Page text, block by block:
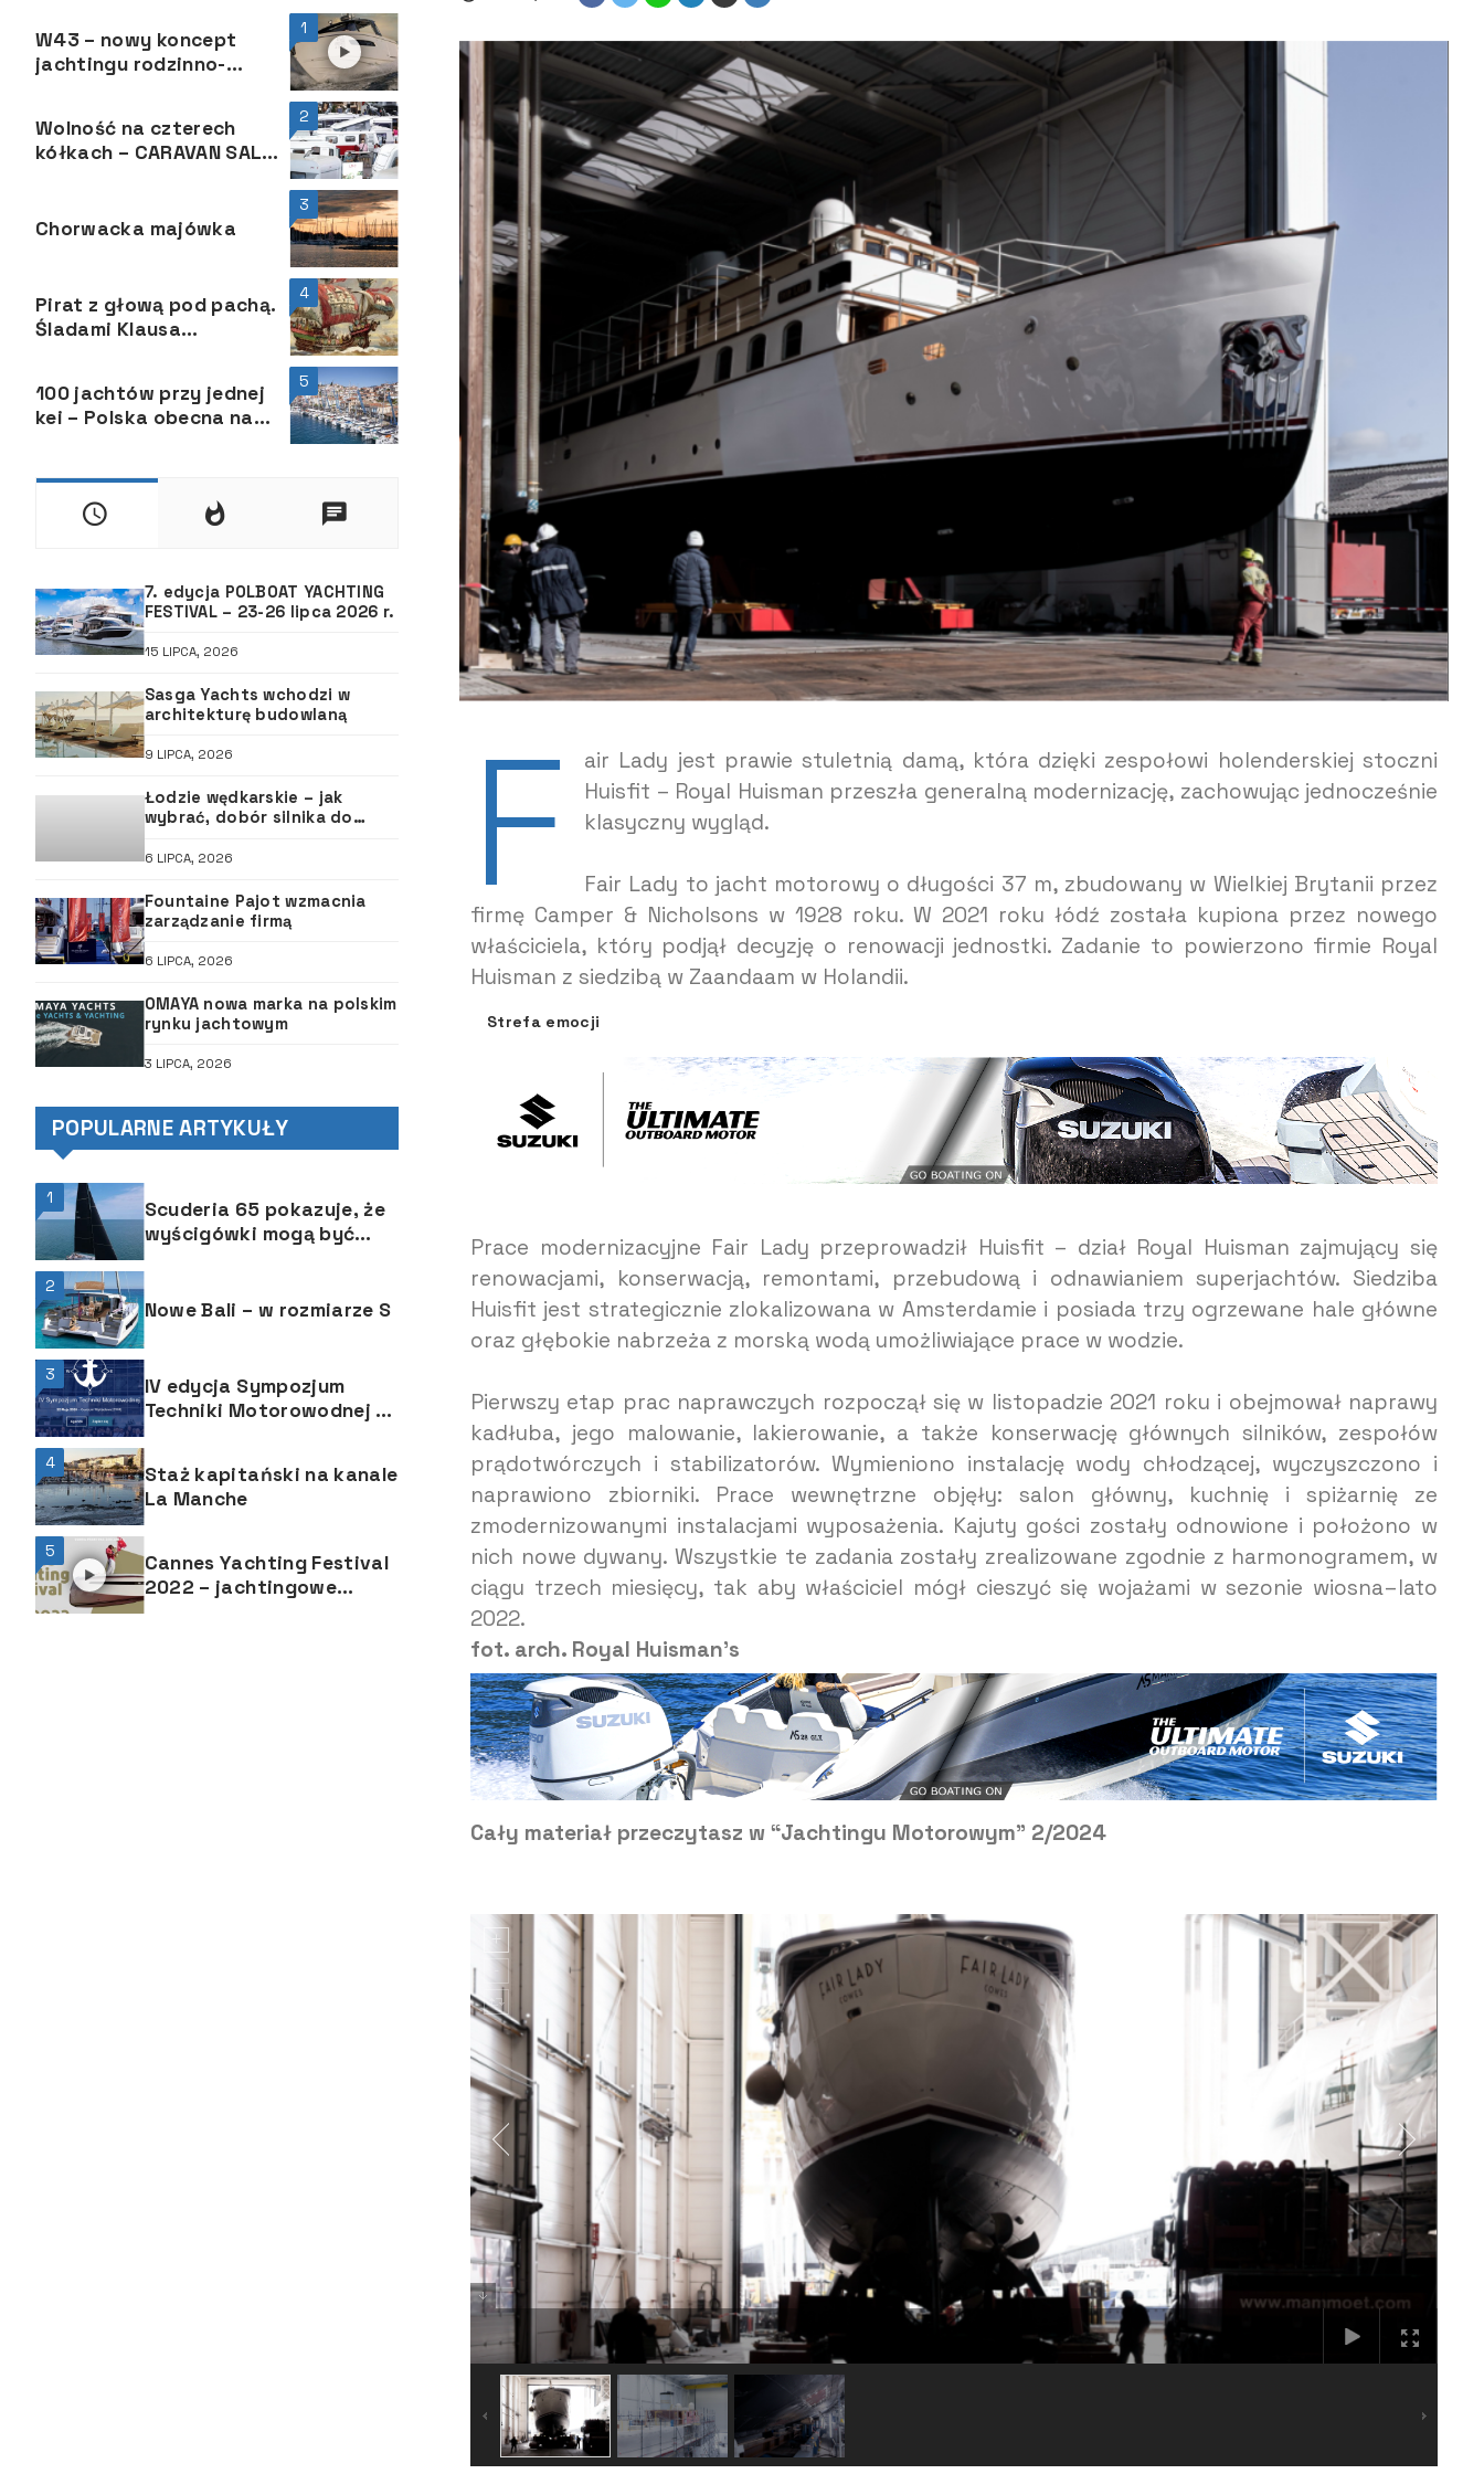
F
air Lady jest prawie stuletnią damą, która dzięki zespołowi holenderskiej stoczni
Huisfit – Royal Huisman przeszła generalną modernizację, zachowując jednocześnie
klasyczny wygląd.
Fair Lady to jacht motorowy o długości 37 m, zbudowany w Wielkiej Brytanii przez
firmę Camper & Nicholsons w 1928 roku. W 2021 roku łódź została kupiona przez nowego
właściciela, który podjął decyzję o renowacji jednostki. Zadanie to powierzono firmie Royal
Huisman z siedzibą w Zaandaam w Holandii.
Strefa emocji
Prace modernizacyjne Fair Lady przeprowadził Huisfit – dział Royal Huisman zajmujący się
renowacjami, konserwacją, remontami, przebudową i odnawianiem superjachtów. Siedziba
Huisfit jest strategicznie zlokalizowana w Amsterdamie i posiada trzy ogrzewane hale główne
oraz głębokie nabrzeża z morską wodą umożliwiające prace w wodzie.
Pierwszy etap prac naprawczych rozpoczął się w listopadzie 2021 roku i obejmował naprawy
kadłuba, jego malowanie, lakierowanie, a także konserwację głównych silników, zespołów
prądotwórczych i stabilizatorów. Wymieniono instalację wody chłodzącej, wyczyszczono i
naprawiono zbiorniki. Prace wewnętrzne objęły: salon główny, kuchnię i spiżarnię ze
zmodernizowanymi instalacjami wyposażenia. Kajuty gości zostały odnowione i położono w
nich nowe dywany. Wszystkie te zadania zostały zrealizowane zgodnie z harmonogramem, w
ciągu trzech miesięcy, tak aby właściciel mógł cieszyć się wojażami w sezonie wiosna–lato
2022.
fot. arch. Royal Huisman’s
Cały materiał przeczytasz w “Jachtingu Motorowym” 2/2024
1
W43 – nowy koncept
jachtingu rodzinno-
2
Wolność na czterech
kółkach – CARAVAN SALON
3
Chorwacka majówka
4
Pirat z głową pod pachą.
Śladami Klausa
5
100 jachtów przy jednej
kei – Polska obecna na
7. edycja POLBOAT YACHTING
FESTIVAL – 23-26 lipca 2026 r.
15 LIPCA, 2026
Sasga Yachts wchodzi w
architekturę budowlaną
9 LIPCA, 2026
Łodzie wędkarskie – jak
wybrać, dobór silnika do
6 LIPCA, 2026
Fountaine Pajot wzmacnia
zarządzanie firmą
6 LIPCA, 2026
OMAYA nowa marka na polskim
rynku jachtowym
3 LIPCA, 2026
POPULARNE ARTYKUŁY
1
Scuderia 65 pokazuje, że
wyścigówki mogą być
wycieczkowcami
2
Nowe Bali – w rozmiarze S
3
IV edycja Sympozjum
Techniki Motorowodnej –
PUT POWERTRAIN
4
Staż kapitański na kanale
La Manche
5
Cannes Yachting Festival
2022 – jachtingowe
Eldorado